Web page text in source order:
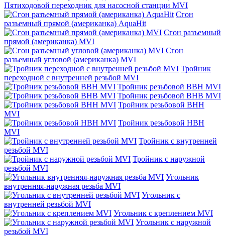
Пятиходовой переходник для насосной станции MVI
Сгон
разъемный прямой (американка) AquaHit
Сгон разъемный
прямой (американка) MVI
Сгон
разъемный угловой (американка) MVI
Тройник
переходной с внутренней резьбой MVI
Тройник резьбовой ВВН MVI
Тройник резьбовой ВНВ MVI
Тройник резьбовой ВНН
MVI
Тройник резьбовой НВН
MVI
Тройник с внутренней
резьбой MVI
Тройник с наружной
резьбой MVI
Угольник
внутренняя-наружная резьба MVI
Угольник с
внутренней резьбой MVI
Угольник с креплением MVI
Угольник с наружной
резьбой MVI